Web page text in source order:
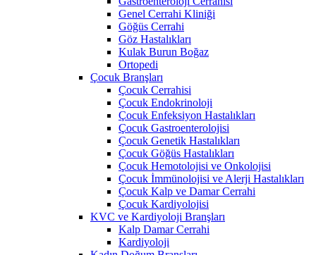
Genel Cerrahi Kliniği
Göğüs Cerrahi
Göz Hastalıkları
Kulak Burun Boğaz
Ortopedi
Çocuk Branşları
Çocuk Cerrahisi
Çocuk Endokrinoloji
Çocuk Enfeksiyon Hastalıkları
Çocuk Gastroenterolojisi
Çocuk Genetik Hastalıkları
Çocuk Göğüs Hastalıkları
Çocuk Hemotolojisi ve Onkolojisi
Çocuk İmmünolojisi ve Alerji Hastalıkları
Çocuk Kalp ve Damar Cerrahi
Çocuk Kardiyolojisi
KVC ve Kardiyoloji Branşları
Kalp Damar Cerrahi
Kardiyoloji